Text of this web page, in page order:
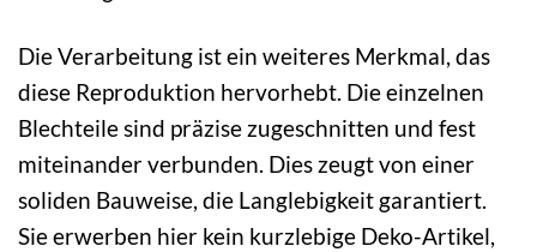
Die Verarbeitung ist ein weiteres Merkmal, das
diese Reproduktion hervorhebt. Die einzelnen
Blechteile sind präzise zugeschnitten und fest
miteinander verbunden. Dies zeugt von einer
soliden Bauweise, die Langlebigkeit garantiert.
Sie erwerben hier kein kurzlebige Deko-Artikel,